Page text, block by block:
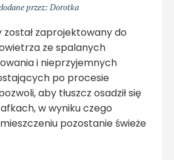
przez: Dorotka
zaprojektowany do
ze spalanych
i nieprzyjemnych
po procesie
aby tłuszcz osadził się
w wyniku czego
pozostanie świeże